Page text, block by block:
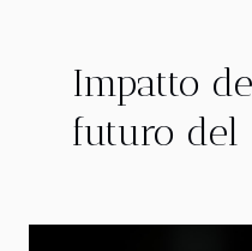
Impatto
futuro del